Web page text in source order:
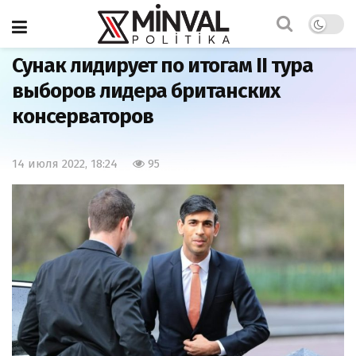
Главная
Сунак лидирует по итогам II тура
выборов лидера британских
консерваторов
14 июля 2022, 18:24 95